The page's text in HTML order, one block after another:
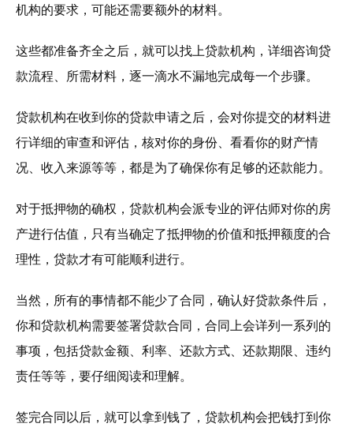
机构的要求，可能还需要额外的材料。
这些都准备齐全之后，就可以找上贷款机构，详细咨询贷
款流程、所需材料，逐一滴水不漏地完成每一个步骤。
贷款机构在收到你的贷款申请之后，会对你提交的材料进
行详细的审查和评估，核对你的身份、看看你的财产情
况、收入来源等等，都是为了确保你有足够的还款能力。
对于抵押物的确权，贷款机构会派专业的评估师对你的房
产进行估值，只有当确定了抵押物的价值和抵押额度的合
理性，贷款才有可能顺利进行。
当然，所有的事情都不能少了合同，确认好贷款条件后，
你和贷款机构需要签署贷款合同，合同上会详列一系列的
事项，包括贷款金额、利率、还款方式、还款期限、违约
责任等等，要仔细阅读和理解。
签完合同以后，就可以拿到钱了，贷款机构会把钱打到你